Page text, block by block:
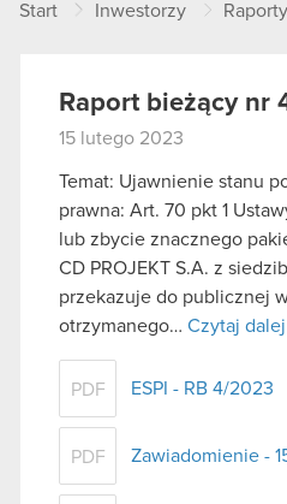
Start Inwestorzy
Raport bieżący nr
15 lutego 2023
Temat: Ujawnienie stanu
prawna: Art. 70 pkt 1
lub zbycie znacznego
CD PROJEKT S.A. z
przekazuje do publicznej
otrzymanego… Czytaj dalej
PDF ESPI - RB 4/2023
PDF Zawiadomienie -